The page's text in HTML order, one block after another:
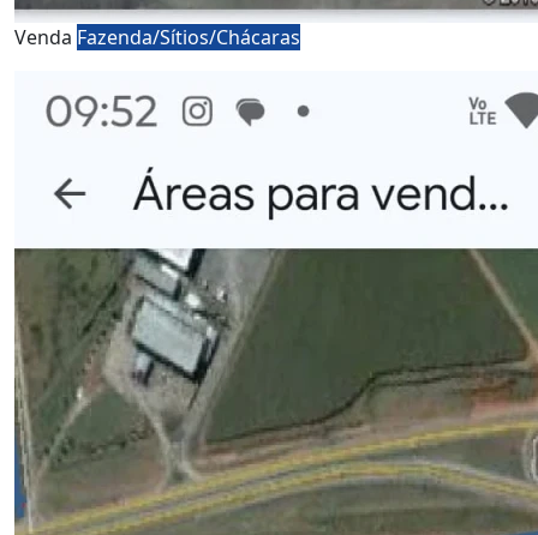
Venda Fazenda/Sítios/Chácaras